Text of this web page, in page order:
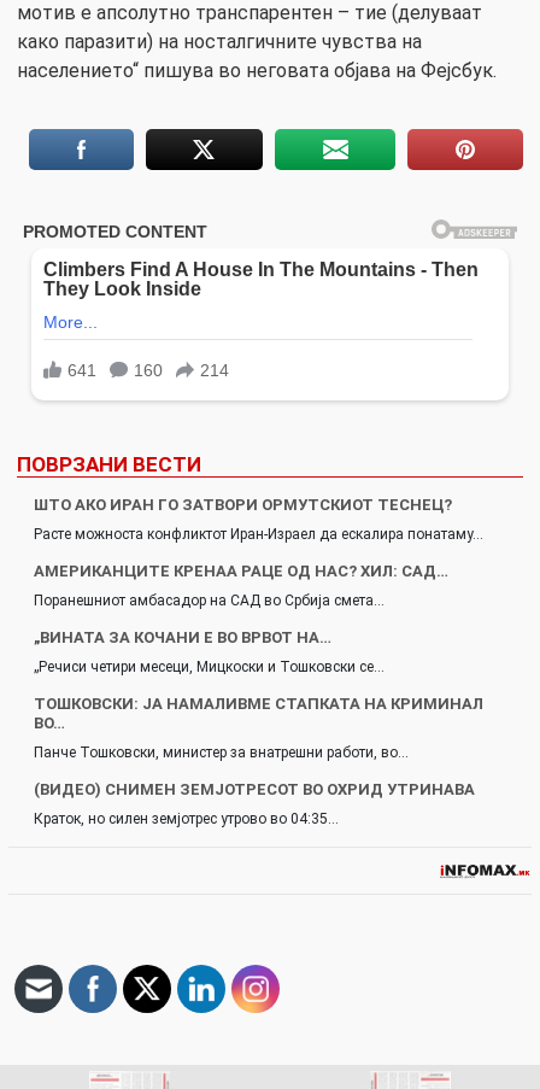
мотив е апсолутно транспарентен – тие (делуваат
како паразити) на носталгичните чувства на
населението“ пишува во неговата објава на Фејсбук.
ПОВРЗАНИ ВЕСТИ
ШТО АКО ИРАН ГО ЗАТВОРИ ОРМУТСКИОТ ТЕСНЕЦ?
Расте можноста конфликтот Иран-Израел да ескалира понатаму…
AМЕРИКАНЦИТЕ КРЕНАА РАЦЕ ОД НАС? ХИЛ: САД…
Поранешниот амбасадор на САД во Србија смета…
„ВИНАТА ЗА КОЧАНИ Е ВО ВРВОТ НА…
„Речиси четири месеци, Мицкоски и Тошковски се…
ТОШКОВСКИ: ЈА НАМАЛИВМЕ СТАПКАТА НА КРИМИНАЛ
ВО…
Панче Тошковски, министер за внатрешни работи, во…
(ВИДЕО) СНИМЕН ЗЕМЈОТРЕСОТ ВО ОХРИД УТРИНАВА
Краток, но силен земјотрес утрово во 04:35…